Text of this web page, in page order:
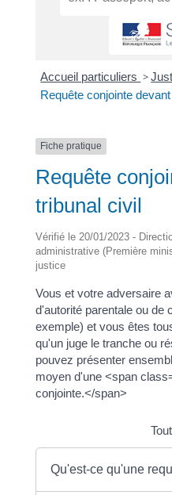
Accueil particuliers >
Requête conjointe
Fiche pratique
Requête
tribunal civil
Vérifié le 20/01/2023 -
administrative (Première
justice
Vous et votre adversaire
d'autorité parentale ou de
exemple) et vous êtes
qu'un juge le tranche ou
pouvez présenter
moyen d'une <span
conjointe.</span>
Qu'est-ce qu'une